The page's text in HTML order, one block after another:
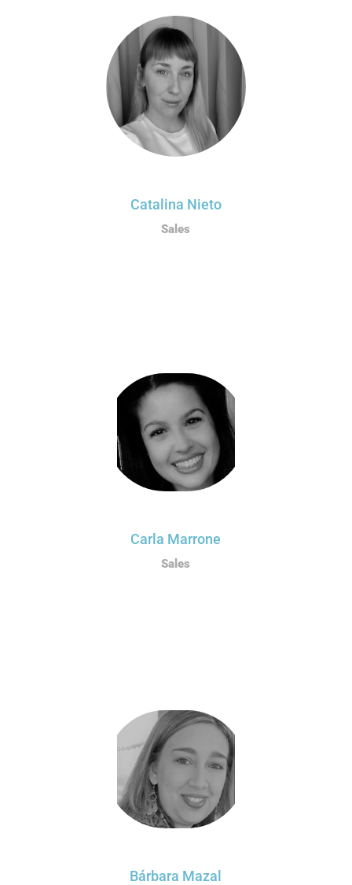
Catalina Nieto
Sales
Carla Marrone
Sales
Bárbara Mazal